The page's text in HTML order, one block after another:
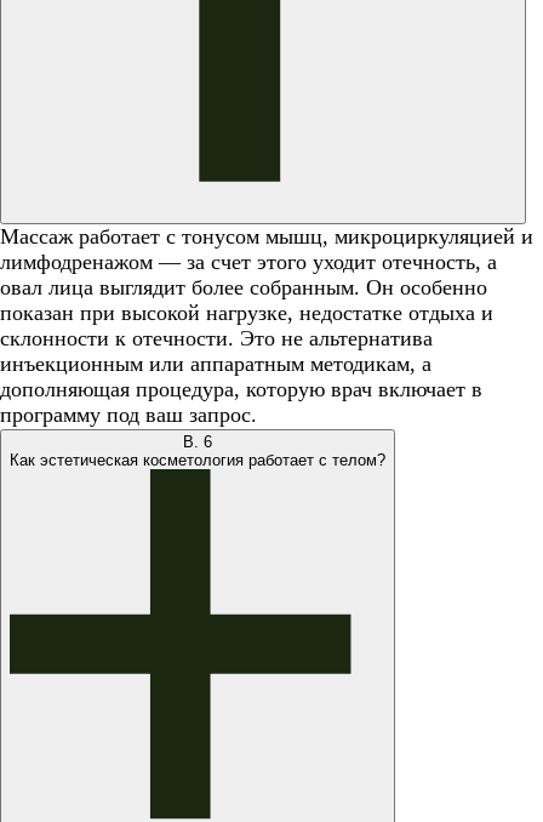
Массаж работает с тонусом мышц, микроциркуляцией и
лимфодренажом — за счет этого уходит отечность, а
овал лица выглядит более собранным. Он особенно
показан при высокой нагрузке, недостатке отдыха и
склонности к отечности. Это не альтернатива
инъекционным или аппаратным методикам, а
дополняющая процедура, которую врач включает в
программу под ваш запрос.
В. 6
Как эстетическая косметология работает с телом?